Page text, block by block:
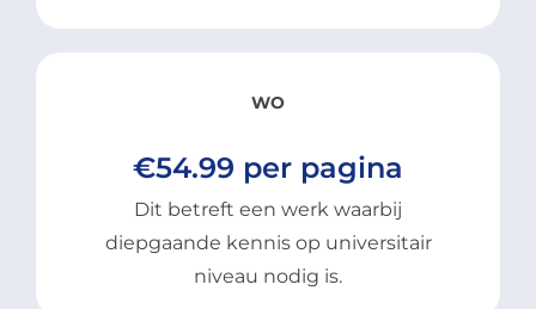
WO
€54.99 per pagina
Dit betreft een werk waarbij
diepgaande kennis op universitair
niveau nodig is.